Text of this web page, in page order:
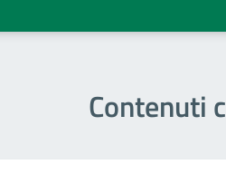
Contenuti